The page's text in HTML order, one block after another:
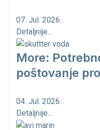
07. Jul. 2026.
Detaljnije...
More:
poštovanje
04. Jul. 2026.
Detaljnije...